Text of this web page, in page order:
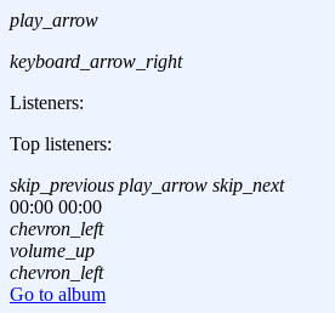
play_arrow
keyboard_arrow_right
Listeners:
Top listeners:
skip_previous play_arrow skip_next
00:00 00:00
chevron_left
volume_up
chevron_left
Go to album